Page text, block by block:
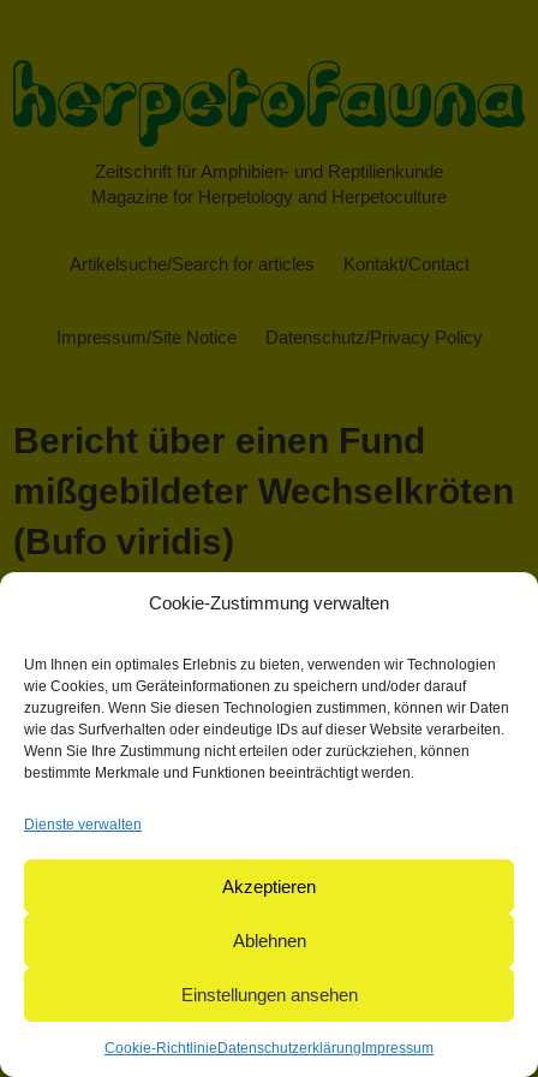
Cookie-Zustimmung verwalten
Um Ihnen ein optimales Erlebnis zu bieten, verwenden wir Technologien
wie Cookies, um Geräteinformationen zu speichern und/oder darauf
zuzugreifen. Wenn Sie diesen Technologien zustimmen, können wir Daten
wie das Surfverhalten oder eindeutige IDs auf dieser Website verarbeiten.
Wenn Sie Ihre Zustimmung nicht erteilen oder zurückziehen, können
bestimmte Merkmale und Funktionen beeinträchtigt werden.
Dienste verwalten
Akzeptieren
Ablehnen
Einstellungen ansehen
Cookie-Richtlinie Datenschutzerklärung Impressum
Zeitschrift für Amphibien- und Reptilienkunde
Magazine for Herpetology and Herpetoculture
Artikelsuche/Search for articles Kontakt/Contact
Impressum/Site Notice Datenschutz/Privacy Policy
Bericht über einen Fund
mißgebildeter Wechselkröten
(Bufo viridis)
April 13, 2018 1:03 p.m. Veröffentlicht vonMathieu Hauck
Dieser Artikel wurde verfasst von Mathieu Hauck
Suchen
Suchen
© 2004-2026: herpetofauna Verlags-GmbH | Postfach 11 10 |
71365 Weinstadt | Germany